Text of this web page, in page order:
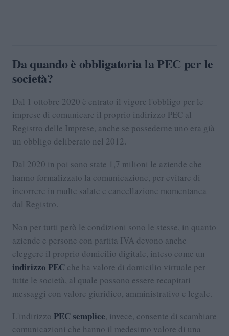
Da quando è obbligatoria la PEC per le
società?
Dal 1 ottobre 2020 è entrato il vigore l'obbligo per le
imprese di comunicare il proprio indirizzo PEC al
Registro delle Imprese, anche se possederne uno era già
un obbligo deliberato nel 2012.
Dal 2020 in poi sono state 1,7 milioni le aziende che
hanno formalizzato la comunicazione, per evitare di
incorrere in multe salate e cancellazione momentanea
dal Registro.
Non per tutti però le condizioni sono le stesse, in quanto
aziende e persone con partita IVA devono anche
eleggere il proprio domicilio digitale, inteso come un
indirizzo PEC che ha valore di domicilio virtuale per
tutte le società, al quale possono essere recapitati
messaggi con valore giuridico, amministrativo e legale.
L'indirizzo PEC semplice, invece, consente di scambiare
comunicazioni che hanno il medesimo valore di una